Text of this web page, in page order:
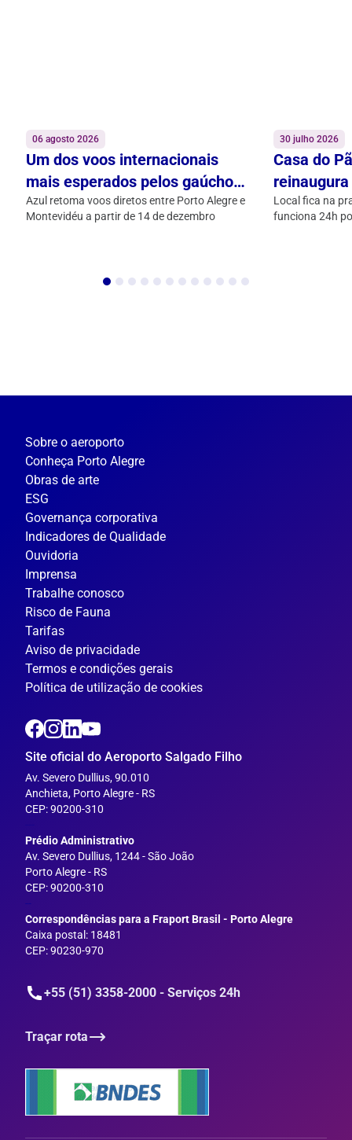
06 agosto 2026
Um dos voos internacionais
mais esperados pelos gaúchos
está de volta
Azul retoma voos diretos entre Porto Alegre e
Montevidéu a partir de 14 de dezembro
30 julho 2026
Casa do
Alegre
Local fica na
funciona 24h
Sobre o aeroporto
Conheça Porto Alegre
Obras de arte
ESG
Governança corporativa
Indicadores de Qualidade
Ouvidoria
Imprensa
Trabalhe conosco
Risco de Fauna
Tarifas
Aviso de privacidade
Termos e condições gerais
Política de utilização de cookies
Site oficial do Aeroporto Salgado Filho
Av. Severo Dullius, 90.010
Anchieta, Porto Alegre - RS
CEP: 90200-310
Prédio Administrativo
Av. Severo Dullius, 1244 - São João
Porto Alegre - RS
CEP: 90200-310
--
Correspondências para a Fraport Brasil - Porto Alegre
Caixa postal: 18481
CEP: 90230-970
+55 (51) 3358-2000 - Serviços 24h
Traçar rota